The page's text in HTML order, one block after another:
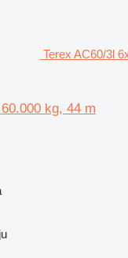
Terex AC60/3l
kg, 44 m